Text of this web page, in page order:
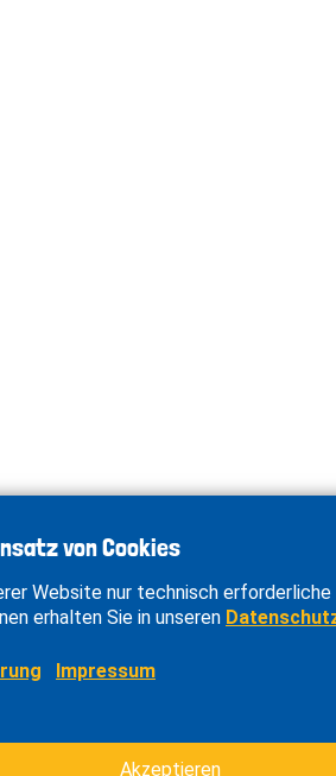
von Cookies
Website nur technisch erforderliche
erhalten Sie in unseren
Impressum
Akzeptieren